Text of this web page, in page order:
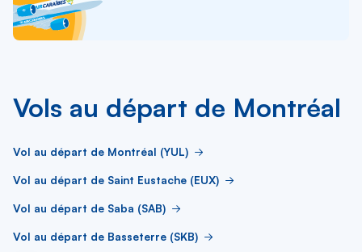
Vols au départ de Montréal
Vol au départ de Montréal (YUL)
Vol au départ de Saint Eustache (EUX)
Vol au départ de Saba (SAB)
Vol au départ de Basseterre (SKB)